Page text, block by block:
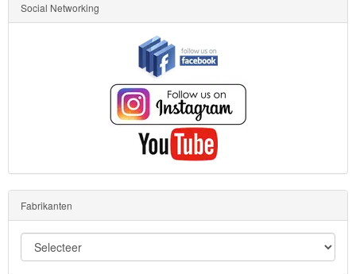
Social Networking
Fabrikanten